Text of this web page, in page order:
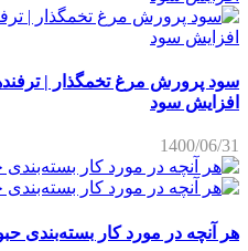
سود پرورش مرغ تخمگذار |
افزایش سود
1400/06/31
هر آنچه در مورد کار بسته‌بندی